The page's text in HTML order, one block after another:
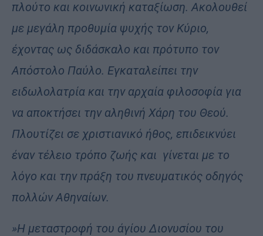
πλούτο και κοινωνική καταξίωση. Ακολουθεί
με μεγάλη προθυμία ψυχής τον Κύριο,
έχοντας ως διδάσκαλο και πρότυπο τον
Απόστολο Παύλο. Εγκαταλείπει την
ειδωλολατρία και την αρχαία φιλοσοφία για
να αποκτήσει την αληθινή Χάρη του Θεού.
Πλουτίζει σε χριστιανικό ήθος, επιδεικνύει
έναν τέλειο τρόπο ζωής και γίνεται με το
λόγο και την πράξη του πνευματικός οδηγός
πολλών Αθηναίων.
»Η μεταστροφή του άγίου Διονυσίου του